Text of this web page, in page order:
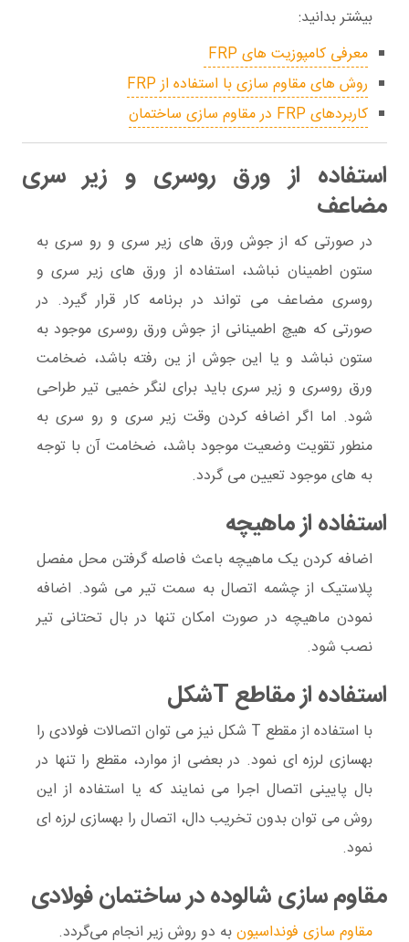
بیشتر بدانید:
معرفی کامپوزیت های FRP
روش های مقاوم سازی با استفاده از FRP
کاربردهای FRP در مقاوم سازی ساختمان
استفاده از ورق روسری و زیر سری
مضاعف
در صورتی که از جوش ورق های زیر سری و رو سری به
ستون اطمینان نباشد، استفاده از ورق های زیر سری و
روسری مضاعف می تواند در برنامه کار قرار گیرد. در
صورتی که هیچ اطمینانی از جوش ورق روسری موجود به
ستون نباشد و یا این جوش از ین رفته باشد، ضخامت
ورق روسری و زیر سری باید برای لنگر خمیی تیر طراحی
شود. اما اگر اضافه کردن وقت زیر سری و رو سری به
منطور تقویت وضعیت موجود باشد، ضخامت آن با توجه
به های موجود تعیین می گردد.
استفاده از ماهیچه
اضافه کردن یک ماهیچه باعث فاصله گرفتن محل مفصل
پلاستیک از چشمه اتصال به سمت تیر می شود. اضافه
نمودن ماهیچه در صورت امکان تنها در بال تحتانی تیر
نصب شود.
استفاده از مقاطع Tشکل
با استفاده از مقطع T شکل نیز می توان اتصالات فولادی را
بهسازی لرزه ای نمود. در بعضی از موارد، مقطع را تنها در
بال پایینی اتصال اجرا می نمایند که یا استفاده از این
روش می توان بدون تخریب دال، اتصال را بهسازی لرزه ای
نمود.
مقاوم سازی شالوده در ساختمان فولادی
مقاوم سازی فونداسیونبه دو روش زیر انجام می‌گردد.